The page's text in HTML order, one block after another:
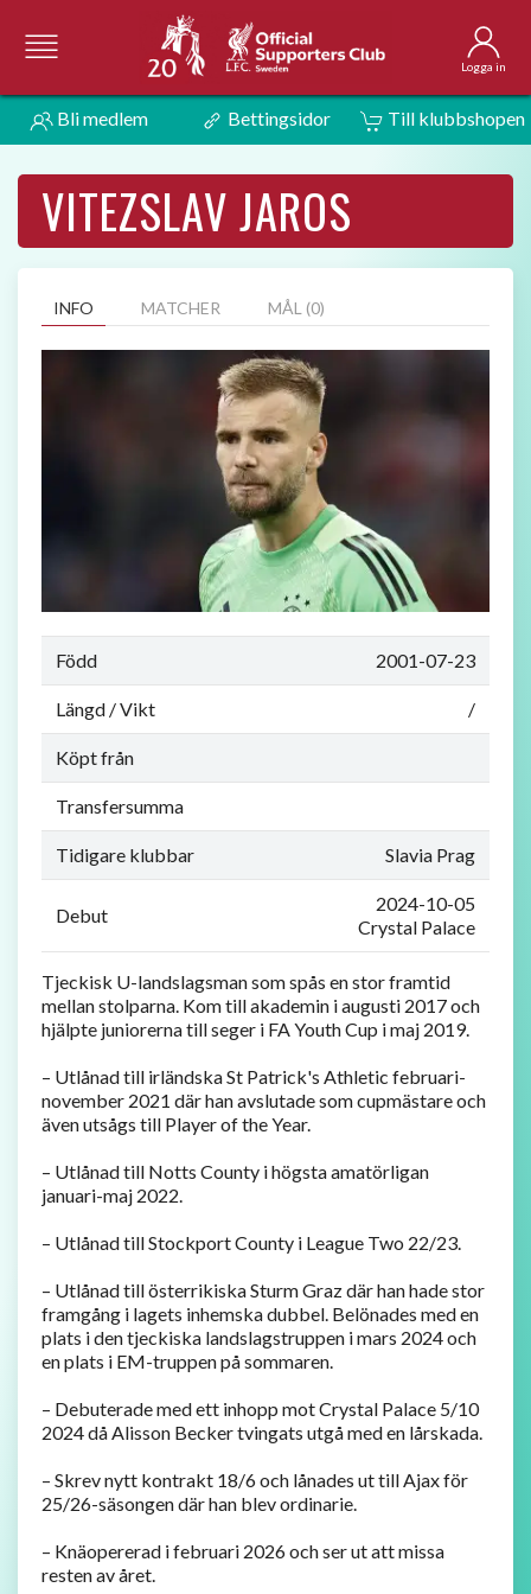
Logga in
Bli medlem Bettingsidor Till klubbshopen
VITEZSLAV JAROS
INFO MATCHER MÅL (0)
Född 2001-07-23
Längd / Vikt /
Köpt från
Transfersumma
Tidigare klubbar Slavia Prag
Debut
2024-10-05
Crystal Palace
Tjeckisk U-landslagsman som spås en stor framtid
mellan stolparna. Kom till akademin i augusti 2017 och
hjälpte juniorerna till seger i FA Youth Cup i maj 2019.
– Utlånad till irländska St Patrick's Athletic februari-
november 2021 där han avslutade som cupmästare och
även utsågs till Player of the Year.
– Utlånad till Notts County i högsta amatörligan
januari-maj 2022.
– Utlånad till Stockport County i League Two 22/23.
– Utlånad till österrikiska Sturm Graz där han hade stor
framgång i lagets inhemska dubbel. Belönades med en
plats i den tjeckiska landslagstruppen i mars 2024 och
en plats i EM-truppen på sommaren.
– Debuterade med ett inhopp mot Crystal Palace 5/10
2024 då Alisson Becker tvingats utgå med en lårskada.
– Skrev nytt kontrakt 18/6 och lånades ut till Ajax för
25/26-säsongen där han blev ordinarie.
– Knäopererad i februari 2026 och ser ut att missa
resten av året.